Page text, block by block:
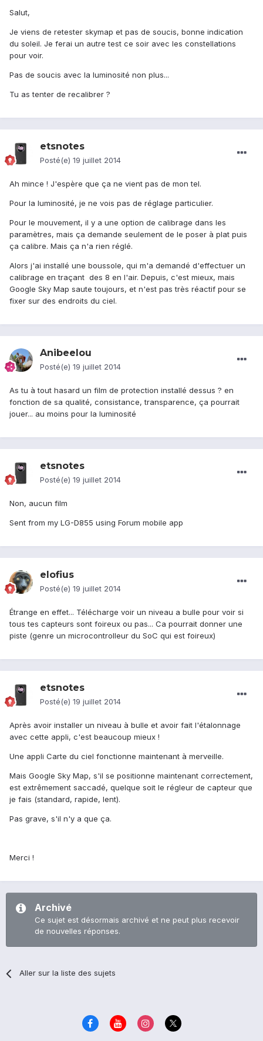
Salut,
Je viens de retester skymap et pas de soucis, bonne indication
du soleil. Je ferai un autre test ce soir avec les constellations
pour voir.
Pas de soucis avec la luminosité non plus...
Tu as tenter de recalibrer ?
etsnotes
Posté(e) 19 juillet 2014
Ah mince ! J'espère que ça ne vient pas de mon tel.
Pour la luminosité, je ne vois pas de réglage particulier.
Pour le mouvement, il y a une option de calibrage dans les
paramètres, mais ça demande seulement de le poser à plat puis
ça calibre. Mais ça n'a rien réglé.
Alors j'ai installé une boussole, qui m'a demandé d'effectuer un
calibrage en traçant des 8 en l'air. Depuis, c'est mieux, mais
Google Sky Map saute toujours, et n'est pas très réactif pour se
fixer sur des endroits du ciel.
Anibeelou
Posté(e) 19 juillet 2014
As tu à tout hasard un film de protection installé dessus ? en
fonction de sa qualité, consistance, transparence, ça pourrait
jouer... au moins pour la luminosité
etsnotes
Posté(e) 19 juillet 2014
Non, aucun film
Sent from my LG-D855 using Forum mobile app
elofius
Posté(e) 19 juillet 2014
Étrange en effet... Télécharge voir un niveau a bulle pour voir si
tous tes capteurs sont foireux ou pas... Ca pourrait donner une
piste (genre un microcontrolleur du SoC qui est foireux)
etsnotes
Posté(e) 19 juillet 2014
Après avoir installer un niveau à bulle et avoir fait l'étalonnage
avec cette appli, c'est beaucoup mieux !
Une appli Carte du ciel fonctionne maintenant à merveille.
Mais Google Sky Map, s'il se positionne maintenant correctement,
est extrêmement saccadé, quelque soit le régleur de capteur que
je fais (standard, rapide, lent).
Pas grave, s'il n'y a que ça.
Merci !
Archivé
Ce sujet est désormais archivé et ne peut plus recevoir
de nouvelles réponses.
Aller sur la liste des sujets